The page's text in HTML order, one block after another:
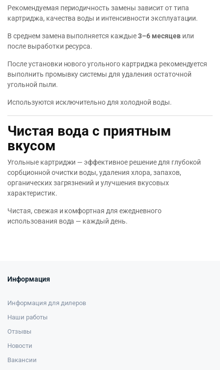
Рекомендуемая периодичность замены зависит от типа
картриджа, качества воды и интенсивности эксплуатации.
В среднем замена выполняется каждые3–6 месяцевили
после выработки ресурса.
После установки нового угольного картриджа рекомендуется
выполнить промывку системы для удаления остаточной
угольной пыли.
Используются исключительно для холодной воды.
Чистая вода с приятным
вкусом
Угольные картриджи — эффективное решение для глубокой
сорбционной очистки воды, удаления хлора, запахов,
органических загрязнений и улучшения вкусовых
характеристик.
Чистая, свежая и комфортная для ежедневного
использования вода — каждый день.
Информация
Информация для дилеров
Наши работы
Отзывы
Новости
Вакансии